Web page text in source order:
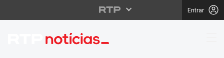
Entrar